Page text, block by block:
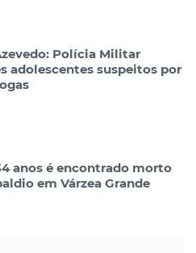
Polícia Militar
adolescentes suspeitos por
anos é encontrado morto
em Várzea Grande